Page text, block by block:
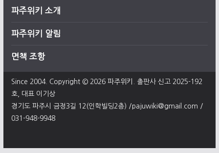
파주위키 소개
파주위키 알림
면책 조항
Since 2004. Copyright © 2026 파주위키
. 출판사 신고 2025-192
호, 대표 이기상
경기도 파주시 금정3길 12(인학빌딩2층) /pajuwiki@gmail.com /
031-948-9948